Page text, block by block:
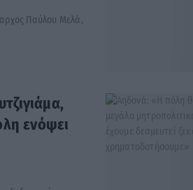
Παύλου Μελά,
ενόψει